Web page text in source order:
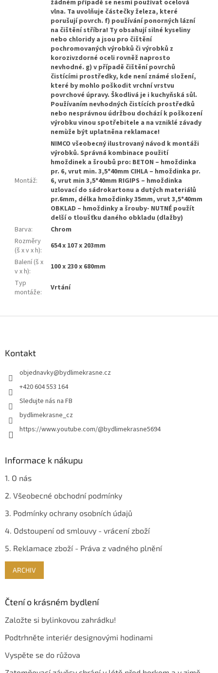
žádném případě se nesmí používat ocelová
vlna. Ta uvolňuje částečky železa, které
porušují povrch. f) používání ponorných lázní
na čištění stříbra! Ty obsahují silné kyseliny
nebo chloridy a jsou pro čištění
pochromovaných výrobků či výrobků z
korozivzdorné oceli rovněž naprosto
nevhodné. g) v případě čištění povrchů
čistícími prostředky, kde není známé složení,
které by mohlo poškodit vrchní vrstvu
povrchové úpravy. Škodlivá je i kuchyňská sůl.
Používaním nevhodných čistících prostředků
nebo nesprávnou údržbou dochází k poškození
výrobku vinou spotřebitele a na vzniklé závady
nemùže být uplatněna reklamace!
Montáž:
NIMCO všeobecný ilustrovaný návod k montáži
výrobků. Správná kombinace použití
hmoždinek a šroubů pro: BETON – hmoždinka
pr. 6, vrut min. 3,5*40mm CIHLA – hmoždinka pr.
6, vrut min 3,5*40mm RIGIPS – hmoždinka
uzlovací do sádrokartonu a dutých materiálů
pr.6mm, délka hmoždinky 35mm, vrut 3,5*40mm
OBKLAD – hmoždinky a šrouby- NUTNÉ použít
delší o tloušťku daného obkladu (dlažby)
Barva:
Chrom
Rozměry
(š x v x h):
654 x 107 x 203mm
Balení (š x
v x h):
100 x 230 x 680mm
Typ
montáže: Vrtání
Kontakt
objednavky@bydlimekrasne.cz
+420 604 553 164
Sledujte nás na FB
bydlimekrasne_cz
https://www.youtube.com/@bydlimekrasne5694
Informace k nákupu
1. O nás
2. Všeobecné obchodní podmínky
3. Podmínky ochrany osobních údajů
4. Odstoupení od smlouvy - vrácení zboží
5. Reklamace zboží - Práva z vadného plnění
ARCHIV
Čtení o krásném bydlení
Založte si bylinkovou zahrádku!
Podtrhněte interiér designovými hodinami
Vyspěte se do růžova